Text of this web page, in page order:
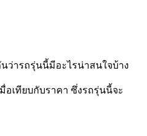
นว่ารถรุ่นนี้มีอะไรน่าสนใจบ้าง
อเทียบกับราคา ซึ่งรถรุ่นนี้จะ